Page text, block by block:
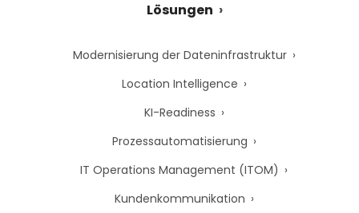
Lösungen
Modernisierung der Dateninfrastruktur
Location Intelligence
KI-Readiness
Prozessautomatisierung
IT Operations Management (ITOM)
Kundenkommunikation